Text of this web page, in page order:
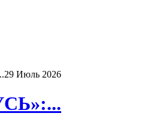
29 Июль 2026